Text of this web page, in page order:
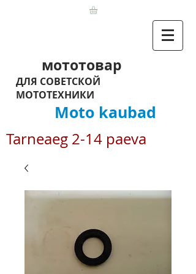
мототовар
ДЛЯ СОВЕТСКОЙ
МОТОТЕХНИКИ
Moto kaubad
Tarneaeg 2-14 paeva